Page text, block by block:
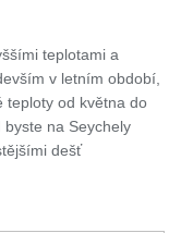
teplotami a
v letním období,
teploty od května do
byste na Seychely
dešť